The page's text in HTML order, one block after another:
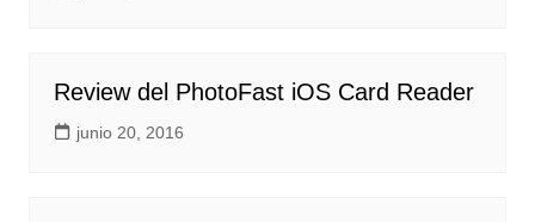
Review del PhotoFast iOS Card Reader
junio 20, 2016